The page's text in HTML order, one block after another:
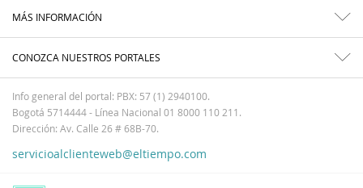
MÁS INFORMACIÓN
CONOZCA NUESTROS PORTALES
Info general del portal: PBX: 57 (1) 2940100.
Bogotá 5714444 - Línea Nacional 01 8000 110 211.
Dirección: Av. Calle 26 # 68B-70.
servicioalclienteweb@eltiempo.com